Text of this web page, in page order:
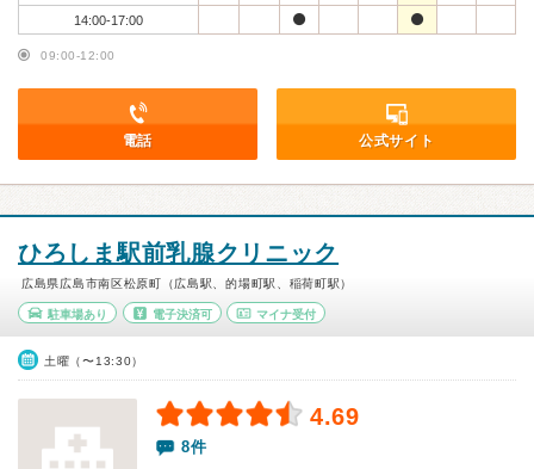
14:00-17:00
09:00-12:00
電話 公式サイト
ひろしま駅前乳腺クリニック
広島県広島市南区松原町（広島駅、的場町駅、稲荷町駅）
駐車場あり 電子決済可 マイナ受付
土曜（〜13:30）
4.69
8件